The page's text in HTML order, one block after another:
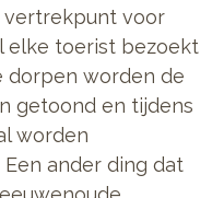
vertrekpunt voor
elke toerist bezoekt
dorpen worden de
getoond en tijdens
worden
ander ding dat